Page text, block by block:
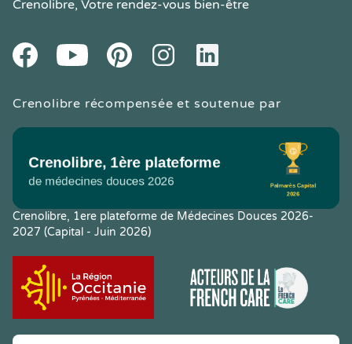
Crenolibre, Votre rendez-vous bien-être
FacebookYoutube PinteresetInstagramLinkedIn
Crenolibre récompensée et soutenue par
Crenolibre, 1ere plateforme de Médecines Douces 2026-
2027 (Capital - Juin 2026)